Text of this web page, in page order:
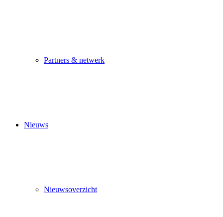
Partners & netwerk
Nieuws
Nieuwsoverzicht